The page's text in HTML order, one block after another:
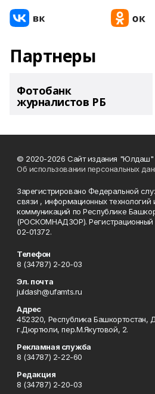
Партнеры
Фотобанк
журналистов РБ
© 2020-2026 Сайт издания "Юлдаш"
Об использовании персональных
Зарегистрировано Федеральной
связи , информационных
коммуникаций по Республике
(РОСКОМНАДЗОР).
02-01372.
Телефон
8 (34787) 2-20-03
Эл. почта
juldash@ufamts.ru
Адрес
452320, Республика Башкортостан,
г.Дюртюли, пер.М.Якутовой, 2.
Рекламная служба
8 (34787) 2-22-60
Редакция
8 (34787) 2-20-03